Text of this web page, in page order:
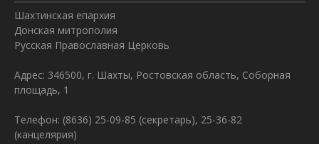
Шахтинская епархия
Донская митрополия
Русская Православная Церковь
Адрес: 346500, г. Шахты, Ростовская область, Соборная
площадь, 1
Телефон: (8636) 25-09-85 (секретарь), 25-36-82
(канцелярия)